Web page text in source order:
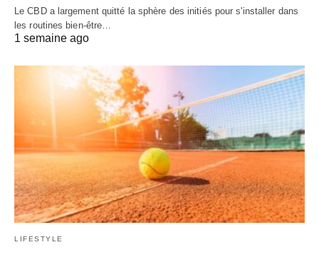
Le CBD a largement quitté la sphère des initiés pour s'installer dans
les routines bien-être…
1 semaine ago
LIFESTYLE